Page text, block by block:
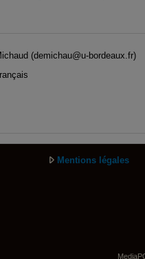
(demichau@u-bordeaux.fr)
Mentions légales